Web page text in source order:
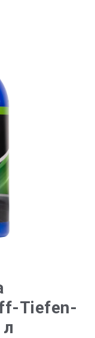
Tiefen-